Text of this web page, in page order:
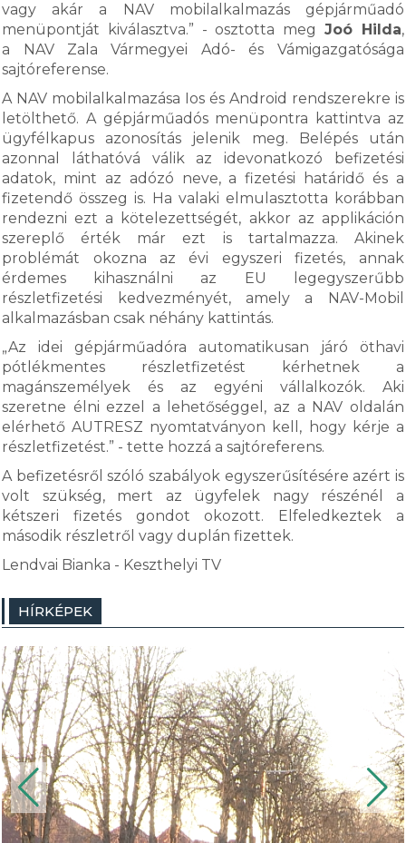
vagy akár a NAV mobilalkalmazás gépjárműadó
menüpontját kiválasztva.” - osztotta meg Joó Hilda,
a NAV Zala Vármegyei Adó- és Vámigazgatósága
sajtóreferense.
A NAV mobilalkalmazása Ios és Android rendszerekre is
letölthető. A gépjárműadós menüpontra kattintva az
ügyfélkapus azonosítás jelenik meg. Belépés után
azonnal láthatóvá válik az idevonatkozó befizetési
adatok, mint az adózó neve, a fizetési határidő és a
fizetendő összeg is. Ha valaki elmulasztotta korábban
rendezni ezt a kötelezettségét, akkor az applikáción
szereplő érték már ezt is tartalmazza. Akinek
problémát okozna az évi egyszeri fizetés, annak
érdemes kihasználni az EU legegyszerűbb
részletfizetési kedvezményét, amely a NAV-Mobil
alkalmazásban csak néhány kattintás.
„Az idei gépjárműadóra automatikusan járó öthavi
pótlékmentes részletfizetést kérhetnek a
magánszemélyek és az egyéni vállalkozók. Aki
szeretne élni ezzel a lehetőséggel, az a NAV oldalán
elérhető AUTRESZ nyomtatványon kell, hogy kérje a
részletfizetést.” - tette hozzá a sajtóreferens.
A befizetésről szóló szabályok egyszerűsítésére azért is
volt szükség, mert az ügyfelek nagy részénél a
kétszeri fizetés gondot okozott. Elfeledkeztek a
második részletről vagy duplán fizettek.
Lendvai Bianka - Keszthelyi TV
HÍRKÉPEK